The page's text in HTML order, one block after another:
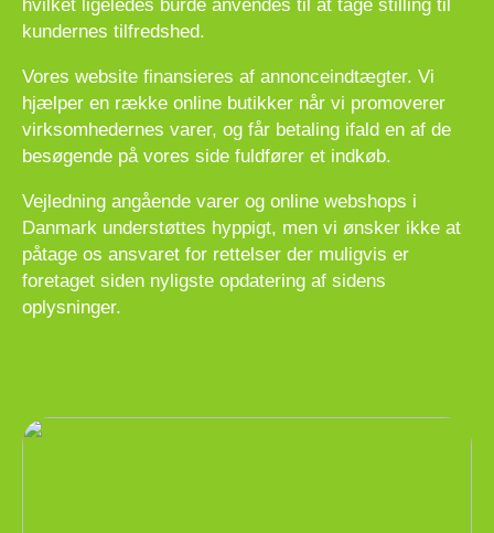
hvilket ligeledes burde anvendes til at tage stilling til
kundernes tilfredshed.
Vores website finansieres af annonceindtægter. Vi
hjælper en række online butikker når vi promoverer
virksomhedernes varer, og får betaling ifald en af de
besøgende på vores side fuldfører et indkøb.
Vejledning angående varer og online webshops i
Danmark understøttes hyppigt, men vi ønsker ikke at
påtage os ansvaret for rettelser der muligvis er
foretaget siden nyligste opdatering af sidens
oplysninger.